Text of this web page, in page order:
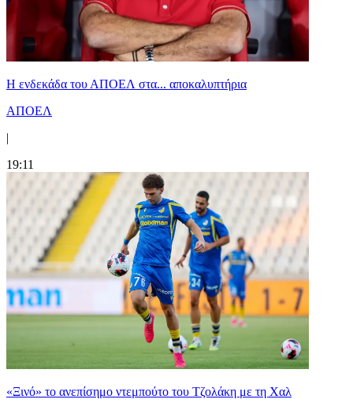
Η ενδεκάδα του ΑΠΟΕΛ στα... αποκαλυπτήρια
ΑΠΟΕΛ
|
19:11
«Ξινό» το ανεπίσημο ντεμπούτο του Τζολάκη με τη Χαλ